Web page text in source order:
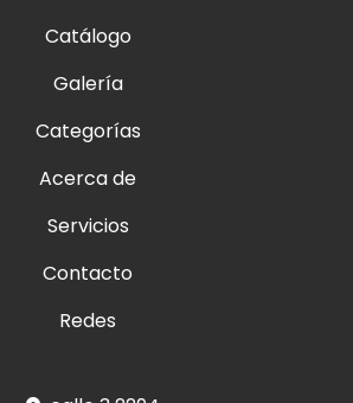
Catálogo
Galería
Categorías
Acerca de
Servicios
Contacto
Redes